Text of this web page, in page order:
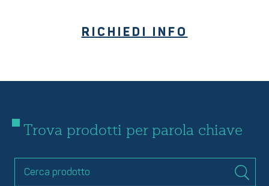
RICHIEDI INFO
Trova prodotti per parola chiave